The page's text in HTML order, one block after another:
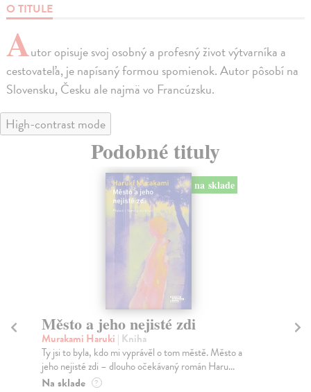
O TITULE
Autor opisuje svoj osobný a profesný život výtvarníka a
cestovateľa, je napísaný formou spomienok. Autor pôsobí na
Slovensku, Česku ale najmä vo Francúzsku.
High-contrast mode
Podobné tituly
na sklade
Město a jeho nejisté zdi
Murakami Haruki | Kniha
Ty jsi to byla, kdo mi vyprávěl o tom městě. Město a
jeho nejisté zdi – dlouho očekávaný román Haru...
Na sklade ?